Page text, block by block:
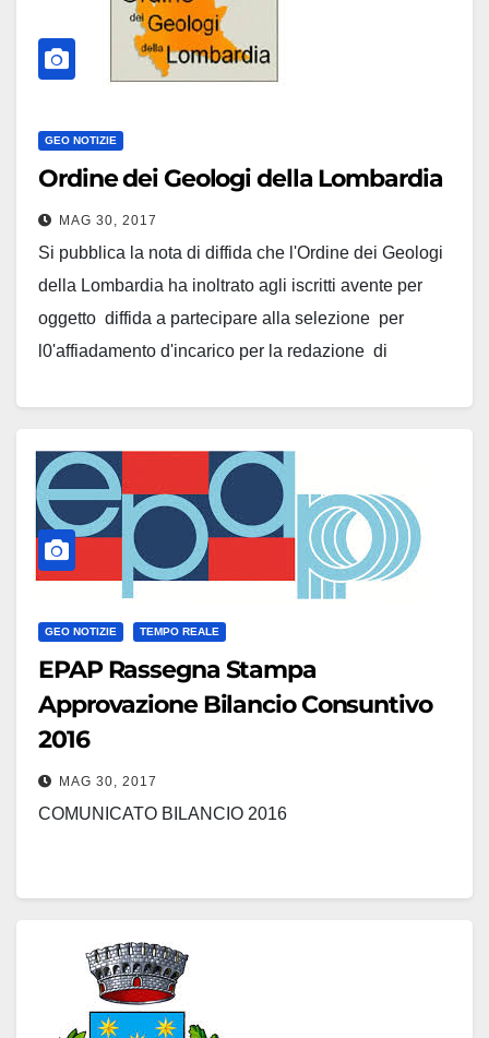
GEO NOTIZIE
Ordine dei Geologi della Lombardia
MAG 30, 2017
Si pubblica la nota di diffida che l'Ordine dei Geologi
della Lombardia ha inoltrato agli iscritti avente per
oggetto diffida a partecipare alla selezione per
l0'affiadamento d'incarico per la redazione di
Giussano. SCARICA LA…
GEO NOTIZIE TEMPO REALE
EPAP Rassegna Stampa
Approvazione Bilancio Consuntivo
2016
MAG 30, 2017
COMUNICATO BILANCIO 2016